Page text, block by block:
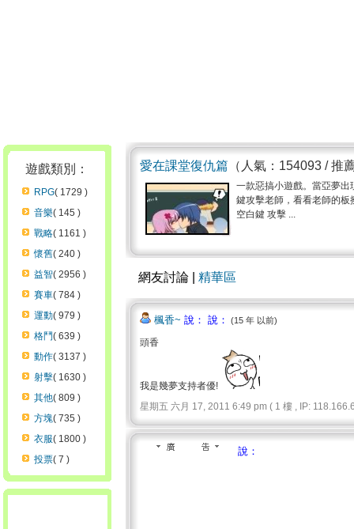
遊戲類別：
RPG( 1729 )
音樂( 145 )
戰略( 1161 )
懷舊( 240 )
益智( 2956 )
賽車( 784 )
運動( 979 )
格鬥( 639 )
動作( 3137 )
射擊( 1630 )
其他( 809 )
方塊( 735 )
衣服( 1800 )
投票( 7 )
愛在課堂復仇篇 （人氣：154093 / 推
一款惡搞小遊戲。當亞夢
鍵攻擊老師，看看老師的
空白鍵 攻擊 ...
網友討論 | 精華區
楓香~ 說： 說： (15 年 以前)
頭香
我是幾夢支持者優!
星期五 六月 17, 2011 6:49 pm ( 1 樓 , IP:
說：